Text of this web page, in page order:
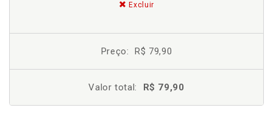
Excluir
Preço: R$ 79,90
Valor total: R$ 79,90